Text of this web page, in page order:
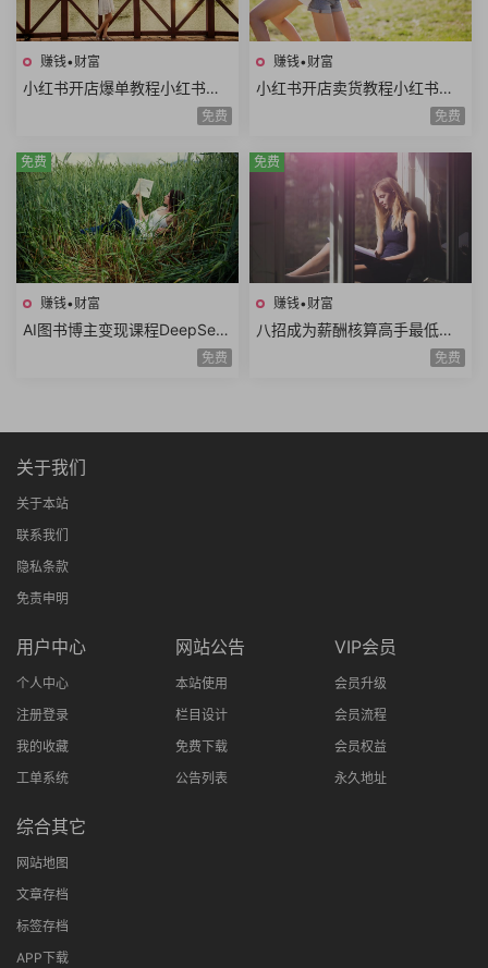
赚钱•财富
小红书开店爆单教程小红书店
铺矩阵寻找爆品淘宝选品拼多
免费
赚钱•财富
小红书开店卖货教程小红书日
常运营对标同行小红书店铺管
免费
赚钱•财富
AI图书博主变现课程DeepSee
k生成原创图片爆款内容文案图
免费
免费
赚钱•财富
八招成为薪酬核算高手最低工
资个人所得税经济补偿金绩效
薪资考勤薪资薪酬管理8课时
免费
免费
关于我们
关于本站
联系我们
隐私条款
免责申明
用户中心
个人中心
注册登录
我的收藏
工单系统
网站公告
本站使用
栏目设计
免费下载
公告列表
VIP会员
会员升级
会员流程
会员权益
永久地址
综合其它
网站地图
文章存档
标签存档
APP下载